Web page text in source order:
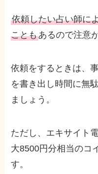
依頼したい占い師に
こともあるので注意
依頼をするときは、
を書き出し時間に無
ましょう。
ただし、エキサイト
大8500円分相当のコ
す。